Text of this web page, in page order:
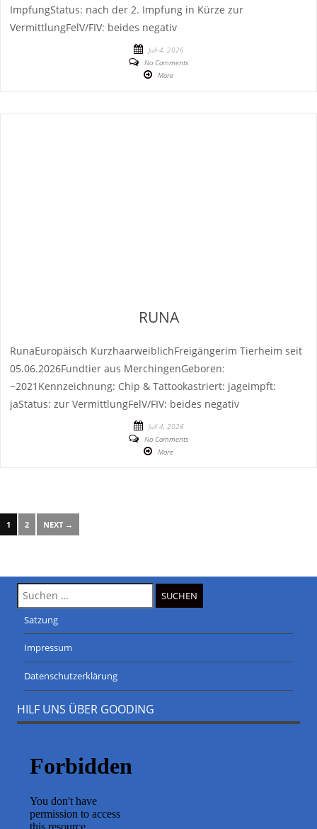
ImpfungStatus: nach der 2. Impfung in Kürze zur
VermittlungFelV/FIV: beides negativ
Juli 4, 2026
No Comments
More
RUNA
RunaEuropäisch KurzhaarweiblichFreigängerim Tierheim seit
05.06.2026Fundtier aus MerchingenGeboren:
~2021Kennzeichnung: Chip & Tattookastriert: jageimpft:
jaStatus: zur VermittlungFelV/FIV: beides negativ
Juli 4, 2026
No Comments
More
1 2 NEXT →
Suche
nach:
Satzung
Impressum
Datenschutzerklärung
HILF UNS ÜBER GOODING